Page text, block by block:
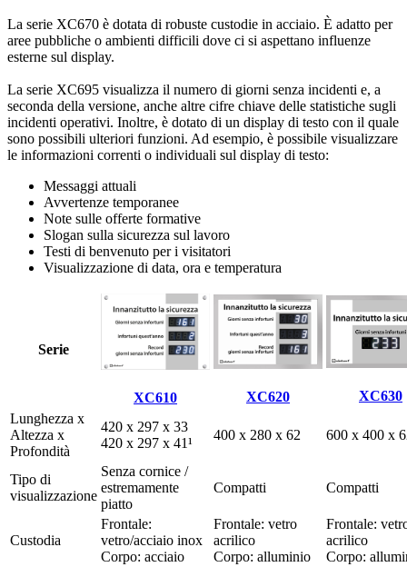
La serie XC670 è dotata di robuste custodie in acciaio. È adatto per
aree pubbliche o ambienti difficili dove ci si aspettano influenze
esterne sul display.
La serie XC695 visualizza il numero di giorni senza incidenti e, a
seconda della versione, anche altre cifre chiave delle statistiche sugli
incidenti operativi. Inoltre, è dotato di un display di testo con il quale
sono possibili ulteriori funzioni. Ad esempio, è possibile visualizzare
le informazioni correnti o individuali sul display di testo:
Messaggi attuali
Avvertenze temporanee
Note sulle offerte formative
Slogan sulla sicurezza sul lavoro
Testi di benvenuto per i visitatori
Visualizzazione di data, ora e temperatura
Serie
XC610 XC620
XC630
Lunghezza x
Altezza x
Profondità
420 x 297 x 33
420 x 297 x 41¹
400 x 280 x 62 600 x 400 x
Tipo di
visualizzazione
Senza cornice /
estremamente
piatto
Compatti Compatti
Custodia
Frontale:
vetro/acciaio inox
Corpo: acciaio
Frontale: vetro
acrilico
Corpo: alluminio
Frontale:
acrilico
Corpo: